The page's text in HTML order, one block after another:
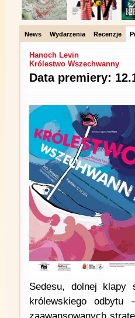
News Wydarzenia Recenzje
Hanoch Levin
Królestwo Wszechwanny
Data premiery:
Sedesu, dolnej klapy
królewskiego odbytu